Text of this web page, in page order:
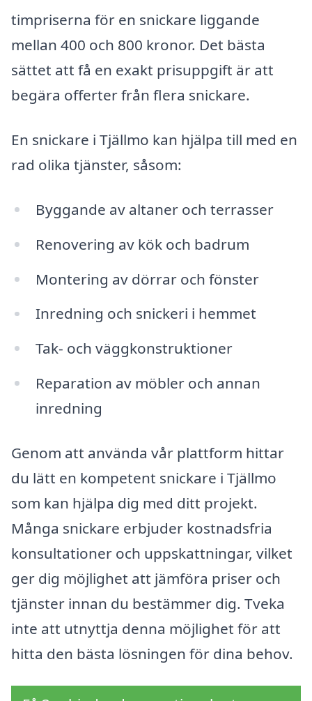
timpriserna för en snickare liggande
mellan 400 och 800 kronor. Det bästa
sättet att få en exakt prisuppgift är att
begära offerter från flera snickare.
En snickare i Tjällmo kan hjälpa till med en
rad olika tjänster, såsom:
Byggande av altaner och terrasser
Renovering av kök och badrum
Montering av dörrar och fönster
Inredning och snickeri i hemmet
Tak- och väggkonstruktioner
Reparation av möbler och annan
inredning
Genom att använda vår plattform hittar
du lätt en kompetent snickare i Tjällmo
som kan hjälpa dig med ditt projekt.
Många snickare erbjuder kostnadsfria
konsultationer och uppskattningar, vilket
ger dig möjlighet att jämföra priser och
tjänster innan du bestämmer dig. Tveka
inte att utnyttja denna möjlighet för att
hitta den bästa lösningen för dina behov.